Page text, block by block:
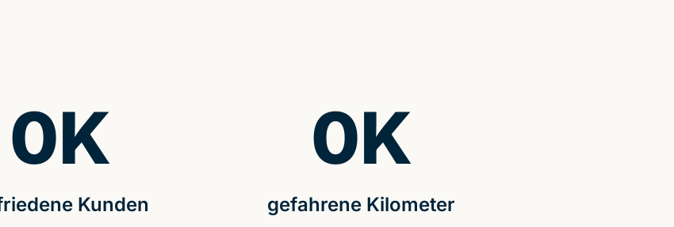
Kunden
0K
gefahrene Kilometer
0K